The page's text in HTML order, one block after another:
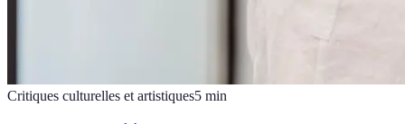
Critiques culturelles et artistiques5 min